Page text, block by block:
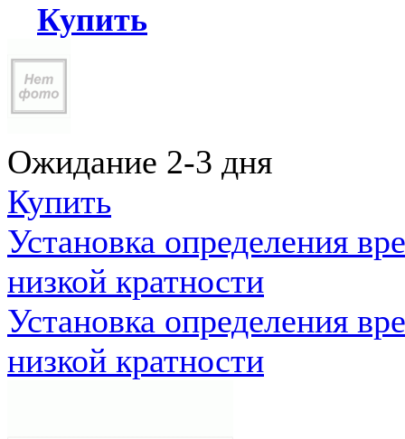
Купить
Ожидание 2-3 дня
Купить
Установка определения
низкой кратности
Установка определения
низкой кратности